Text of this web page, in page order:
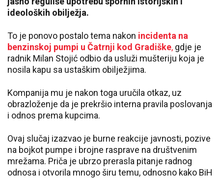
ideoloških obilježja.
To je ponovo postalo tema nakon incidenta na
benzinskoj pumpi u Čatrnji kod Gradiške, gdje je
radnik Milan Stojić odbio da usluži mušteriju koja je
nosila kapu sa ustaškim obilježjima.
Kompanija mu je nakon toga uručila otkaz, uz
obrazloženje da je prekršio interna pravila poslovanja
i odnos prema kupcima.
Ovaj slučaj izazvao je burne reakcije javnosti, pozive
na bojkot pumpe i brojne rasprave na društvenim
mrežama. Priča je ubrzo prerasla pitanje radnog
odnosa i otvorila mnogo širu temu, odnosno kako BiH